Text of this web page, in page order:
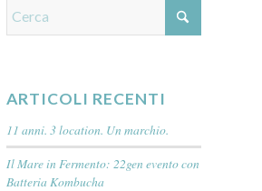
ARTICOLI RECENTI
11 anni. 3 location. Un marchio.
Il Mare in Fermento: 22gen evento con
Batteria Kombucha